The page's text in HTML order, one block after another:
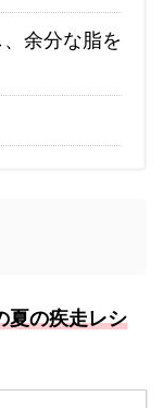
余分な脂を
夏の疾走レシ